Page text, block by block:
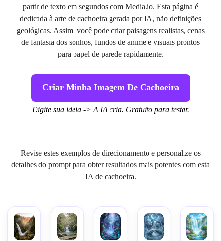
partir de texto em segundos com Media.io. Esta página é
dedicada à arte de cachoeira gerada por IA, não definições
geológicas. Assim, você pode criar paisagens realistas, cenas
de fantasia dos sonhos, fundos de anime e visuais prontos
para papel de parede rapidamente.
Criar Minha Imagem De Cachoeira
Digite sua ideia -> A IA cria. Gratuito para testar.
Revise estes exemplos de direcionamento e personalize os
detalhes do prompt para obter resultados mais potentes com esta
IA de cachoeira.